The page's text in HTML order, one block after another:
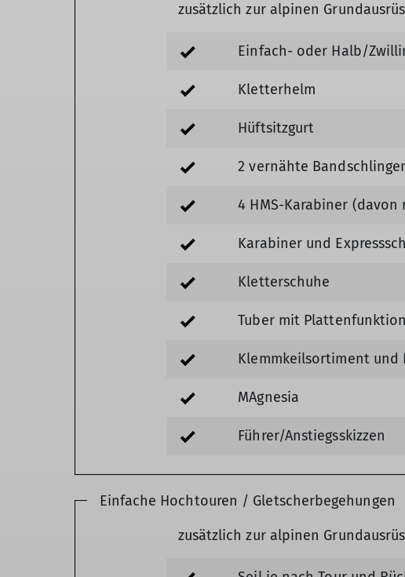
zusätzlich zur alpinen
Einfach- oder Halb/
Kletterhelm
Hüftsitzgurt
2 vernähte
4 HMS-Karabiner
Karabiner und
Kletterschuhe
Tuber mit
Klemmkeilsortiment und
MAgnesia
Führer/Anstiegsskizzen
Einfache Hochtouren / Gletscherbegehungen
zusätzlich zur alpinen